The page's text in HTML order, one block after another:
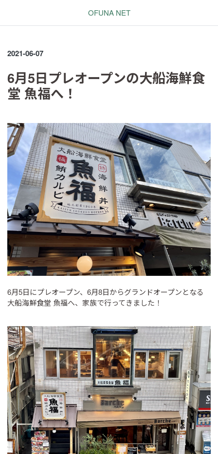
OFUNA NET
2021-06-07
6月5日プレオープンの大船海鮮食
堂 魚福へ！
6月5日にプレオープン、6月8日からグランドオープンとなる
大船海鮮食堂 魚福へ、家族で行ってきました！